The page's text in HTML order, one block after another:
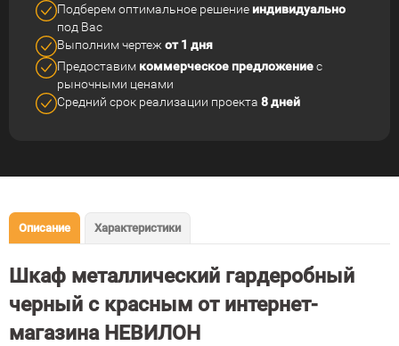
Подберем оптимальное решение индивидуально
под Вас
Выполним чертеж от 1 дня
Предоставим коммерческое предложениес
рыночными ценами
Средний срок реализации проекта 8 дней
Описание Характеристики
Шкаф металлический гардеробный
черный с красным от интернет-
магазина НЕВИЛОН